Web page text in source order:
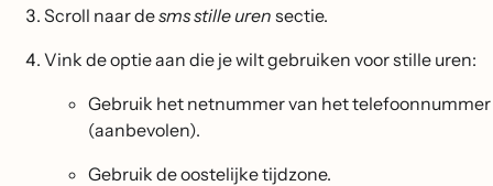
Scroll naar desms stille uren sectie.
Vink de optie aan die je wilt gebruiken voor stille uren:
Gebruik het netnummer van het telefoonnummer
(aanbevolen).
Gebruik de oostelijke tijdzone.